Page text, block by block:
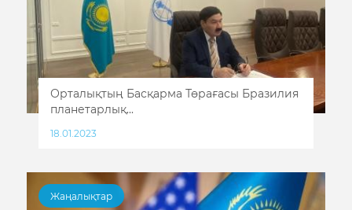
Орталықтың Басқарма Төрағасы Бразилия
планетарлық...
18.01.2023
Жаңалықтар